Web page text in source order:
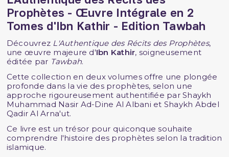
Prophètes - Œuvre Intégrale en 2
Tomes d'Ibn Kathir - Edition Tawbah
Découvrez L'Authentique des Récits des Prophètes,
une œuvre majeure d'Ibn Kathir, soigneusement
éditée par Tawbah.
Cette collection en deux volumes offre une plongée
profonde dans la vie des prophètes, selon une
approche rigoureusement authentifiée par Shaykh
Muhammad Nasir Ad-Dine Al Albani et Shaykh Abdel
Qadir Al Arna'ut.
Ce livre est un trésor pour quiconque souhaite
comprendre l'histoire des prophètes selon la tradition
islamique.